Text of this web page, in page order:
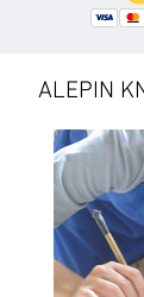
ALEPIN